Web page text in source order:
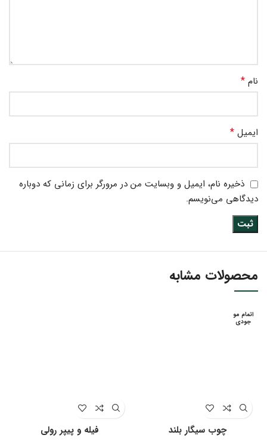
نام *
ایمیل *
ذخیره نام، ایمیل و وبسایت من در مرورگر برای زمانی که دوباره
دیدگاهی می‌نویسم.
محصولات مشابه
اتمام مو
جودی
چوب سیگار بلند
فیله و پیپر رولی